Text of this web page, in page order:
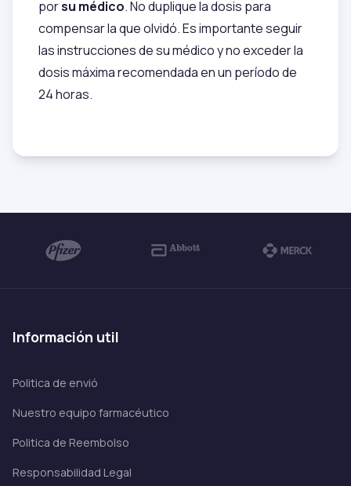
porsu médico. No duplique la dosis para
compensar la que olvidó. Es importante seguir
las instrucciones de su médico y no exceder la
dosis máxima recomendada en un período de
24 horas.
información util
Politica de envió
Nuestro equipo farmacéutico
Politica de Reembolso
Responsabilidad Legal